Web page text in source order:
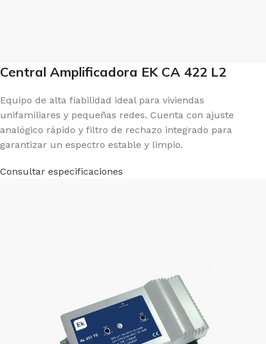
Central Amplificadora EK CA 422 L2
Equipo de alta fiabilidad ideal para viviendas
unifamiliares y pequeñas redes. Cuenta con ajuste
analógico rápido y filtro de rechazo integrado para
garantizar un espectro estable y limpio.
Consultar especificaciones